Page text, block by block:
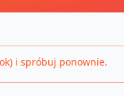
i spróbuj ponownie.